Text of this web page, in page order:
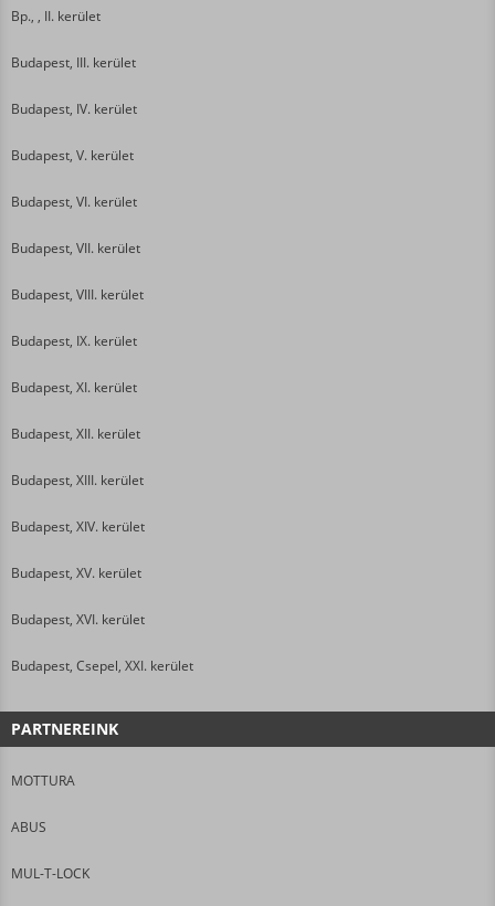
Bp., , II. kerület
Budapest, III. kerület
Budapest, IV. kerület
Budapest, V. kerület
Budapest, VI. kerület
Budapest, VII. kerület
Budapest, VIII. kerület
Budapest, IX. kerület
Budapest, XI. kerület
Budapest, XII. kerület
Budapest, XIII. kerület
Budapest, XIV. kerület
Budapest, XV. kerület
Budapest, XVI. kerület
Budapest, Csepel, XXI. kerület
PARTNEREINK
MOTTURA
ABUS
MUL-T-LOCK